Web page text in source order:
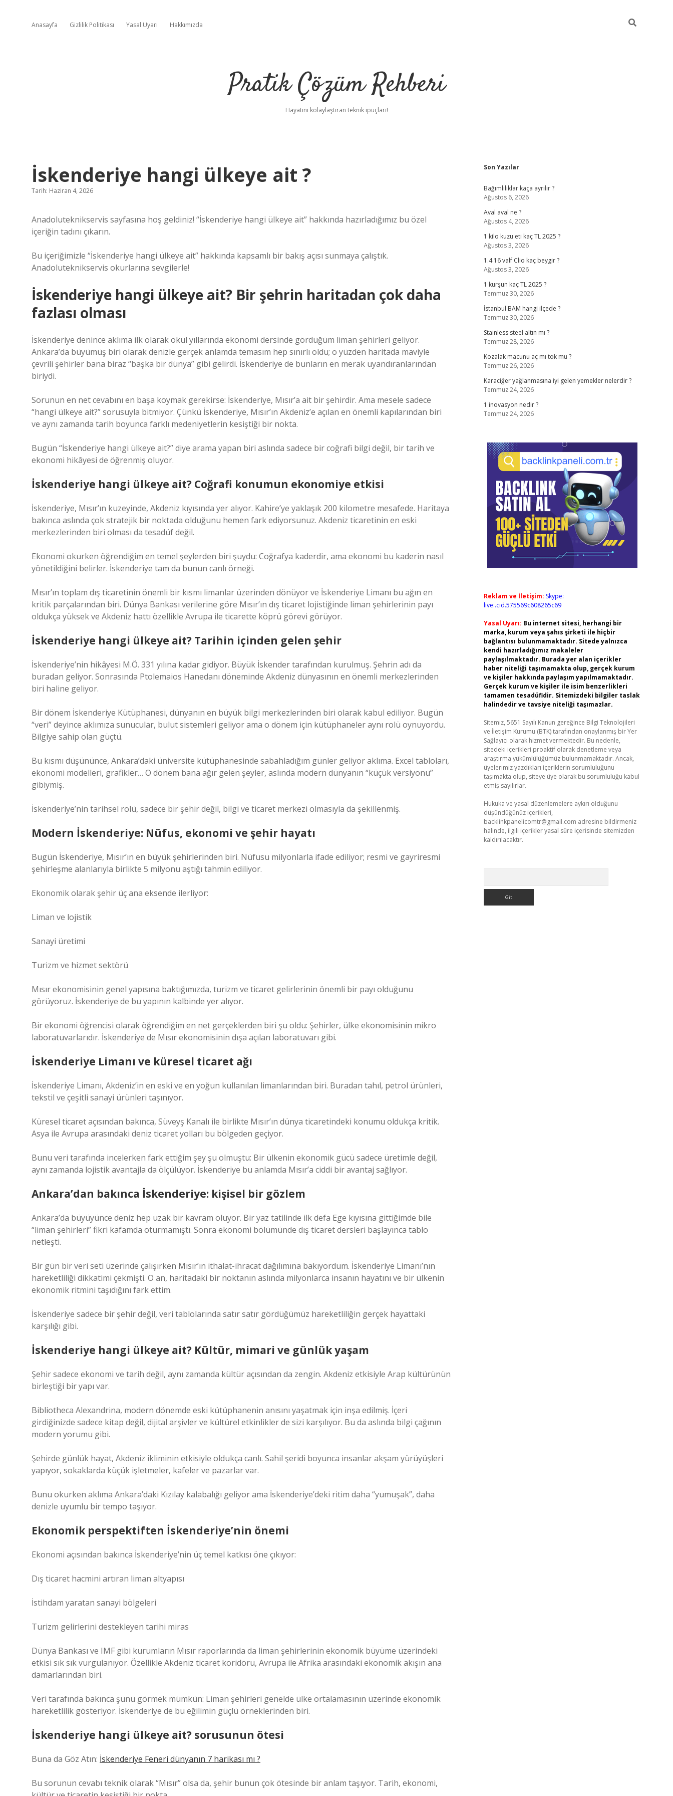
Anasayfa Gizlilik Politikası Yasal Uyarı Hakkımızda
Pratik Çözüm Rehberi
Hayatını kolaylaştıran teknik ipuçları!
İskenderiye hangi ülkeye ait ?
Tarih: Haziran 4, 2026
Anadoluteknikservis sayfasına hoş geldiniz! “İskenderiye hangi ülkeye ait” hakkında hazırladığımız bu özel
içeriğin tadını çıkarın.
Bu içeriğimizle “İskenderiye hangi ülkeye ait” hakkında kapsamlı bir bakış açısı sunmaya çalıştık.
Anadoluteknikservis okurlarına sevgilerle!
İskenderiye hangi ülkeye ait? Bir şehrin haritadan çok daha
fazlası olması
İskenderiye denince aklıma ilk olarak okul yıllarında ekonomi dersinde gördüğüm liman şehirleri geliyor.
Ankara’da büyümüş biri olarak denizle gerçek anlamda temasım hep sınırlı oldu; o yüzden haritada maviyle
çevrili şehirler bana biraz “başka bir dünya” gibi gelirdi. İskenderiye de bunların en merak uyandıranlarından
biriydi.
Sorunun en net cevabını en başa koymak gerekirse: İskenderiye, Mısır’a ait bir şehirdir. Ama mesele sadece
“hangi ülkeye ait?” sorusuyla bitmiyor. Çünkü İskenderiye, Mısır’ın Akdeniz’e açılan en önemli kapılarından biri
ve aynı zamanda tarih boyunca farklı medeniyetlerin kesiştiği bir nokta.
Bugün “İskenderiye hangi ülkeye ait?” diye arama yapan biri aslında sadece bir coğrafi bilgi değil, bir tarih ve
ekonomi hikâyesi de öğrenmiş oluyor.
İskenderiye hangi ülkeye ait? Coğrafi konumun ekonomiye etkisi
İskenderiye, Mısır’ın kuzeyinde, Akdeniz kıyısında yer alıyor. Kahire’ye yaklaşık 200 kilometre mesafede. Haritaya
bakınca aslında çok stratejik bir noktada olduğunu hemen fark ediyorsunuz. Akdeniz ticaretinin en eski
merkezlerinden biri olması da tesadüf değil.
Ekonomi okurken öğrendiğim en temel şeylerden biri şuydu: Coğrafya kaderdir, ama ekonomi bu kaderin nasıl
yönetildiğini belirler. İskenderiye tam da bunun canlı örneği.
Mısır’ın toplam dış ticaretinin önemli bir kısmı limanlar üzerinden dönüyor ve İskenderiye Limanı bu ağın en
kritik parçalarından biri. Dünya Bankası verilerine göre Mısır’ın dış ticaret lojistiğinde liman şehirlerinin payı
oldukça yüksek ve Akdeniz hattı özellikle Avrupa ile ticarette köprü görevi görüyor.
İskenderiye hangi ülkeye ait? Tarihin içinden gelen şehir
İskenderiye’nin hikâyesi M.Ö. 331 yılına kadar gidiyor. Büyük İskender tarafından kurulmuş. Şehrin adı da
buradan geliyor. Sonrasında Ptolemaios Hanedanı döneminde Akdeniz dünyasının en önemli merkezlerinden
biri haline geliyor.
Bir dönem İskenderiye Kütüphanesi, dünyanın en büyük bilgi merkezlerinden biri olarak kabul ediliyor. Bugün
“veri” deyince aklımıza sunucular, bulut sistemleri geliyor ama o dönem için kütüphaneler aynı rolü oynuyordu.
Bilgiye sahip olan güçtü.
Bu kısmı düşününce, Ankara’daki üniversite kütüphanesinde sabahladığım günler geliyor aklıma. Excel tabloları,
ekonomi modelleri, grafikler… O dönem bana ağır gelen şeyler, aslında modern dünyanın “küçük versiyonu”
gibiymiş.
İskenderiye’nin tarihsel rolü, sadece bir şehir değil, bilgi ve ticaret merkezi olmasıyla da şekillenmiş.
Modern İskenderiye: Nüfus, ekonomi ve şehir hayatı
Bugün İskenderiye, Mısır’ın en büyük şehirlerinden biri. Nüfusu milyonlarla ifade ediliyor; resmi ve gayriresmi
şehirleşme alanlarıyla birlikte 5 milyonu aştığı tahmin ediliyor.
Ekonomik olarak şehir üç ana eksende ilerliyor:
Liman ve lojistik
Sanayi üretimi
Turizm ve hizmet sektörü
Mısır ekonomisinin genel yapısına baktığımızda, turizm ve ticaret gelirlerinin önemli bir payı olduğunu
görüyoruz. İskenderiye de bu yapının kalbinde yer alıyor.
Bir ekonomi öğrencisi olarak öğrendiğim en net gerçeklerden biri şu oldu: Şehirler, ülke ekonomisinin mikro
laboratuvarlarıdır. İskenderiye de Mısır ekonomisinin dışa açılan laboratuvarı gibi.
İskenderiye Limanı ve küresel ticaret ağı
İskenderiye Limanı, Akdeniz’in en eski ve en yoğun kullanılan limanlarından biri. Buradan tahıl, petrol ürünleri,
tekstil ve çeşitli sanayi ürünleri taşınıyor.
Küresel ticaret açısından bakınca, Süveyş Kanalı ile birlikte Mısır’ın dünya ticaretindeki konumu oldukça kritik.
Asya ile Avrupa arasındaki deniz ticaret yolları bu bölgeden geçiyor.
Bunu veri tarafında incelerken fark ettiğim şey şu olmuştu: Bir ülkenin ekonomik gücü sadece üretimle değil,
aynı zamanda lojistik avantajla da ölçülüyor. İskenderiye bu anlamda Mısır’a ciddi bir avantaj sağlıyor.
Ankara’dan bakınca İskenderiye: kişisel bir gözlem
Ankara’da büyüyünce deniz hep uzak bir kavram oluyor. Bir yaz tatilinde ilk defa Ege kıyısına gittiğimde bile
“liman şehirleri” fikri kafamda oturmamıştı. Sonra ekonomi bölümünde dış ticaret dersleri başlayınca tablo
netleşti.
Bir gün bir veri seti üzerinde çalışırken Mısır’ın ithalat-ihracat dağılımına bakıyordum. İskenderiye Limanı’nın
hareketliliği dikkatimi çekmişti. O an, haritadaki bir noktanın aslında milyonlarca insanın hayatını ve bir ülkenin
ekonomik ritmini taşıdığını fark ettim.
İskenderiye sadece bir şehir değil, veri tablolarında satır satır gördüğümüz hareketliliğin gerçek hayattaki
karşılığı gibi.
İskenderiye hangi ülkeye ait? Kültür, mimari ve günlük yaşam
Şehir sadece ekonomi ve tarih değil, aynı zamanda kültür açısından da zengin. Akdeniz etkisiyle Arap kültürünün
birleştiği bir yapı var.
Bibliotheca Alexandrina, modern dönemde eski kütüphanenin anısını yaşatmak için inşa edilmiş. İçeri
girdiğinizde sadece kitap değil, dijital arşivler ve kültürel etkinlikler de sizi karşılıyor. Bu da aslında bilgi çağının
modern yorumu gibi.
Şehirde günlük hayat, Akdeniz ikliminin etkisiyle oldukça canlı. Sahil şeridi boyunca insanlar akşam yürüyüşleri
yapıyor, sokaklarda küçük işletmeler, kafeler ve pazarlar var.
Bunu okurken aklıma Ankara’daki Kızılay kalabalığı geliyor ama İskenderiye’deki ritim daha “yumuşak”, daha
denizle uyumlu bir tempo taşıyor.
Ekonomik perspektiften İskenderiye’nin önemi
Ekonomi açısından bakınca İskenderiye’nin üç temel katkısı öne çıkıyor:
Dış ticaret hacmini artıran liman altyapısı
İstihdam yaratan sanayi bölgeleri
Turizm gelirlerini destekleyen tarihi miras
Dünya Bankası ve IMF gibi kurumların Mısır raporlarında da liman şehirlerinin ekonomik büyüme üzerindeki
etkisi sık sık vurgulanıyor. Özellikle Akdeniz ticaret koridoru, Avrupa ile Afrika arasındaki ekonomik akışın ana
damarlarından biri.
Veri tarafında bakınca şunu görmek mümkün: Liman şehirleri genelde ülke ortalamasının üzerinde ekonomik
hareketlilik gösteriyor. İskenderiye de bu eğilimin güçlü örneklerinden biri.
İskenderiye hangi ülkeye ait? sorusunun ötesi
Buna da Göz Atın: İskenderiye Feneri dünyanın 7 harikası mı ?
Bu sorunun cevabı teknik olarak “Mısır” olsa da, şehir bunun çok ötesinde bir anlam taşıyor. Tarih, ekonomi,
Sidebar
Son Yazılar
Bağımlılıklar kaça ayrılır ?
Ağustos 6, 2026
Aval aval ne ?
Ağustos 4, 2026
1 kilo kuzu eti kaç TL 2025 ?
Ağustos 3, 2026
1.4 16 valf Clio kaç beygir ?
Ağustos 3, 2026
1 kurşun kaç TL 2025 ?
Temmuz 30, 2026
İstanbul BAM hangi ilçede ?
Temmuz 30, 2026
Stainless steel altın mı ?
Temmuz 28, 2026
Kozalak macunu aç mı tok mu ?
Temmuz 26, 2026
Karaciğer yağlanmasına iyi gelen yemekler nelerdir ?
Temmuz 24, 2026
1 inovasyon nedir ?
Temmuz 24, 2026
Reklam ve İletişim: Skype:
live:.cid.575569c608265c69
Yasal Uyarı: Bu internet sitesi, herhangi bir
marka, kurum veya şahıs şirketi ile hiçbir
bağlantısı bulunmamaktadır. Sitede yalnızca
kendi hazırladığımız makaleler
paylaşılmaktadır. Burada yer alan içerikler
haber niteliği taşımamakta olup, gerçek kurum
ve kişiler hakkında paylaşım yapılmamaktadır.
Gerçek kurum ve kişiler ile isim benzerlikleri
tamamen tesadüfidir. Sitemizdeki bilgiler taslak
halindedir ve tavsiye niteliği taşımazlar.
Sitemiz, 5651 Sayılı Kanun gereğince Bilgi Teknolojileri
ve İletişim Kurumu (BTK) tarafından onaylanmış bir Yer
Sağlayıcı olarak hizmet vermektedir. Bu nedenle,
sitedeki içerikleri proaktif olarak denetleme veya
araştırma yükümlülüğümüz bulunmamaktadır. Ancak,
üyelerimiz yazdıkları içeriklerin sorumluluğunu
taşımakta olup, siteye üye olarak bu sorumluluğu kabul
etmiş sayılırlar.
Hukuka ve yasal düzenlemelere aykırı olduğunu
düşündüğünüz içerikleri,
backlinkpanelicomtr@gmail.com adresine bildirmeniz
halinde, ilgili içerikler yasal süre içerisinde sitemizden
kaldırılacaktır.